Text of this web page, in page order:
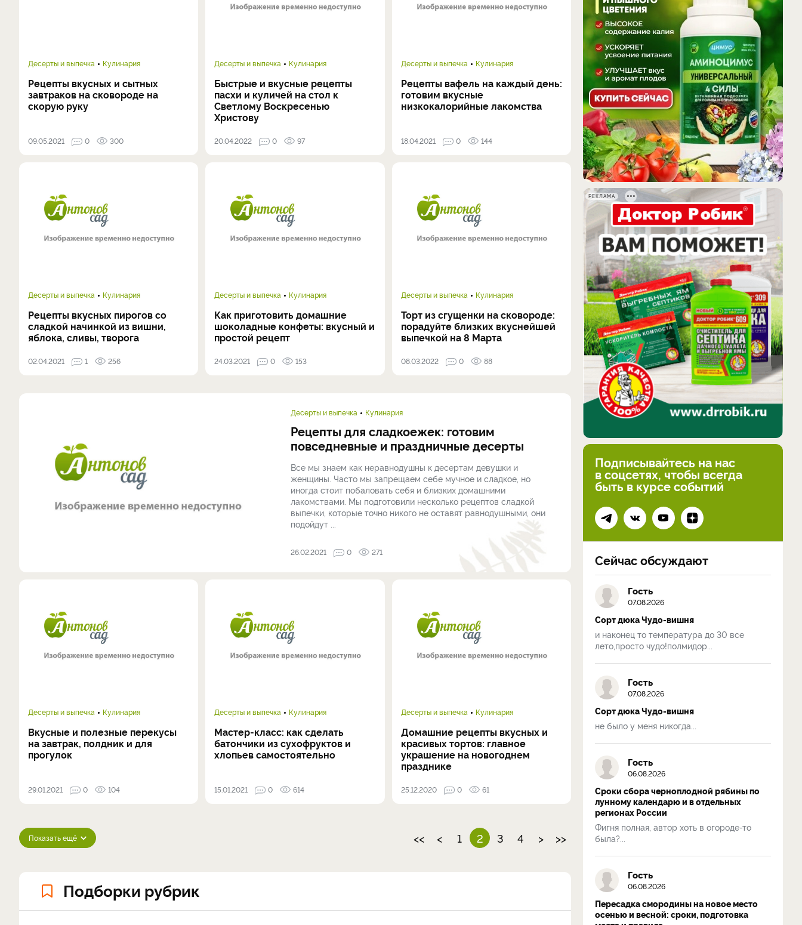
Десерты и выпечка Кулинария
Рецепты вкусных и сытных
завтраков на сковороде на
скорую руку
09.05.2021 0 300
Десерты и выпечка Кулинария
Быстрые и вкусные рецепты
пасхи и куличей на стол к
Светлому Воскресенью
Христову
20.04.2022 0 97
Десерты и выпечка Кулинария
Рецепты вафель на каждый день:
готовим вкусные
низкокалорийные лакомства
18.04.2021 0 144
Десерты и выпечка Кулинария
Рецепты вкусных пирогов со
сладкой начинкой из вишни,
яблока, сливы, творога
02.04.2021 1 256
Десерты и выпечка Кулинария
Как приготовить домашние
шоколадные конфеты: вкусный и
простой рецепт
24.03.2021 0 153
Десерты и выпечка Кулинария
Торт из сгущенки на сковороде:
порадуйте близких вкуснейшей
выпечкой на 8 Марта
08.03.2022 0 88
Десерты и выпечка Кулинария
Рецепты для сладкоежек: готовим
повседневные и праздничные десерты
Все мы знаем как неравнодушны к десертам девушки и
женщины. Часто мы запрещаем себе мучное и сладкое, но
иногда стоит побаловать себя и близких домашними
лакомствами. Мы подготовили несколько рецептов сладкой
выпечки, которые точно никого не оставят равнодушными, они
подойдут ...
26.02.2021 0 271
Десерты и выпечка Кулинария
Вкусные и полезные перекусы
на завтрак, полдник и для
прогулок
29.01.2021 0 104
Десерты и выпечка Кулинария
Мастер-класс: как сделать
батончики из сухофруктов и
хлопьев самостоятельно
15.01.2021 0 614
Десерты и выпечка Кулинария
Домашние рецепты вкусных и
красивых тортов: главное
украшение на новогоднем
празднике
25.12.2020 0 61
Показать ещё << < 1 2 3 4 > >>
Подборки рубрик
РЕКЛАМА
Подписывайтесь на нас
в соцсетях, чтобы всегда
быть в курсе событий
Сейчас обсуждают
Гость
07.08.2026
Сорт дюка Чудо-вишня
и наконец то температура до 30 все
лето,просто чудо!полмидор...
Гость
07.08.2026
Сорт дюка Чудо-вишня
не было у меня никогда...
Гость
06.08.2026
Сроки сбора черноплодной рябины по
лунному календарю и в отдельных
регионах России
Фигня полная, автор хоть в огороде-то
была?...
Гость
06.08.2026
Пересадка смородины на новое место
осенью и весной: сроки, подготовка